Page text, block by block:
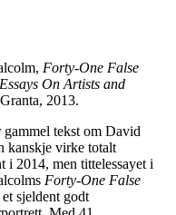
Forty-One False
On Artists and
2013.
gammel tekst om David
kanskje virke totalt
i 2014, men tittelessayet i
Forty-One False
et sjeldent godt